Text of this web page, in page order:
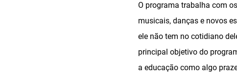
O programa trabalha com
musicais, danças e novos
ele não tem no cotidiano
principal objetivo do
a educação como algo